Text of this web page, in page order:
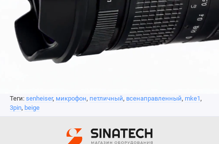
Теги: senheiser, микрофон, петличный, всенаправленный, mke1 ,
3pin, beige